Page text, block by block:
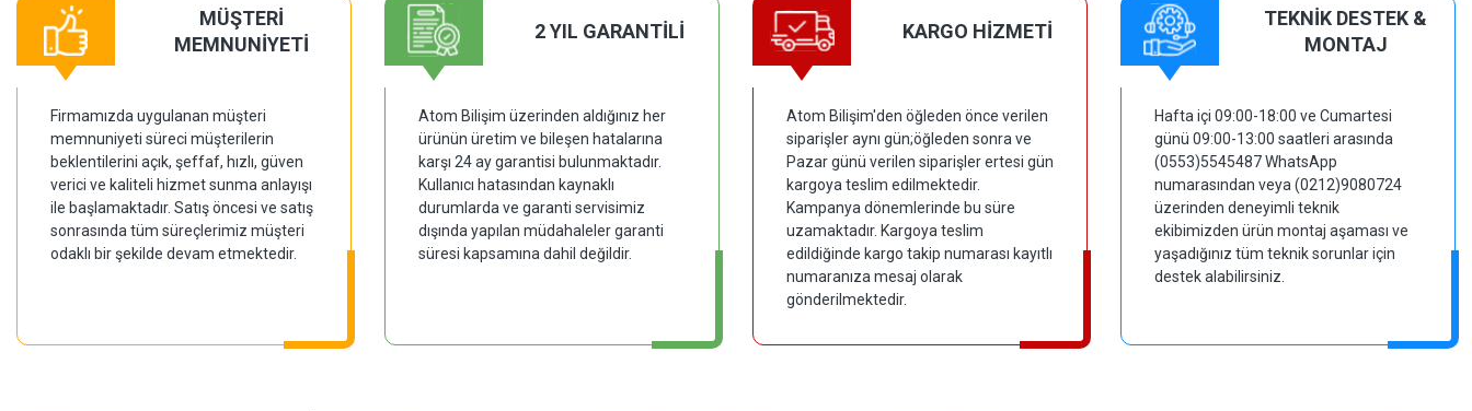
MÜŞTERİ
MEMNUNİYETİ
Firmamızda uygulanan müşteri
memnuniyeti süreci müşterilerin
beklentilerini açık, şeffaf, hızlı, güven
verici ve kaliteli hizmet sunma anlayışı
ile başlamaktadır. Satış öncesi ve satış
sonrasında tüm süreçlerimiz müşteri
odaklı bir şekilde devam etmektedir.
2 YIL GARANTİLİ
Atom Bilişim üzerinden aldığınız her
ürünün üretim ve bileşen hatalarına
karşı 24 ay garantisi bulunmaktadır.
Kullanıcı hatasından kaynaklı
durumlarda ve garanti servisimiz
dışında yapılan müdahaleler garanti
süresi kapsamına dahil değildir.
KARGO HİZMETİ
Atom Bilişim'den öğleden önce verilen
siparişler aynı gün;öğleden sonra ve
Pazar günü verilen siparişler ertesi gün
kargoya teslim edilmektedir.
Kampanya dönemlerinde bu süre
uzamaktadır. Kargoya teslim
edildiğinde kargo takip numarası kayıtlı
numaranıza mesaj olarak
gönderilmektedir.
TEKNİK DESTEK &
MONTAJ
Hafta içi 09:00-18:00 ve Cumartesi
günü 09:00-13:00 saatleri arasında
(0553)5545487 WhatsApp
numarasından veya (0212)9080724
üzerinden deneyimli teknik
ekibimizden ürün montaj aşaması ve
yaşadığınız tüm teknik sorunlar için
destek alabilirsiniz.